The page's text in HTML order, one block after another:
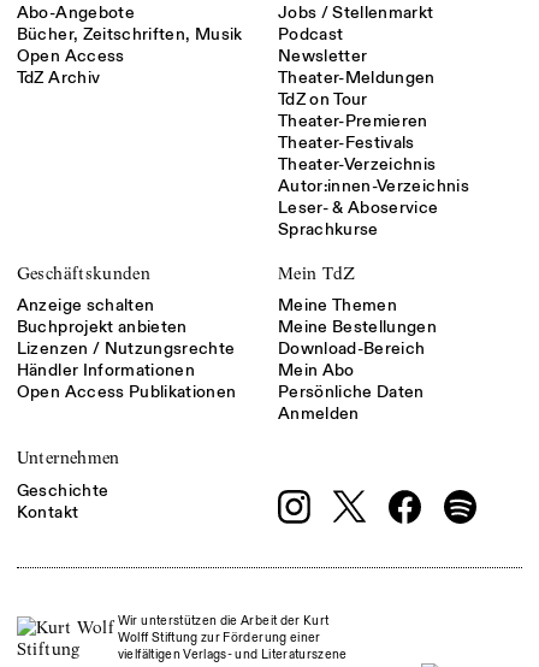
Abo-Angebote
Bücher, Zeitschriften, Musik
Open Access
TdZ Archiv
Jobs / Stellenmarkt
Podcast
Newsletter
Theater-Meldungen
TdZ on Tour
Theater-Premieren
Theater-Festivals
Theater-Verzeichnis
Autor:innen-Verzeichnis
Leser- & Aboservice
Sprachkurse
Geschäftskunden
Anzeige schalten
Buchprojekt anbieten
Lizenzen / Nutzungsrechte
Händler Informationen
Open Access Publikationen
Mein TdZ
Meine Themen
Meine Bestellungen
Download-Bereich
Mein Abo
Persönliche Daten
Anmelden
Unternehmen
Geschichte
Kontakt
Wir unterstützen die Arbeit der Kurt
Wolff Stiftung zur Förderung einer
vielfältigen Verlags- und Literaturszene